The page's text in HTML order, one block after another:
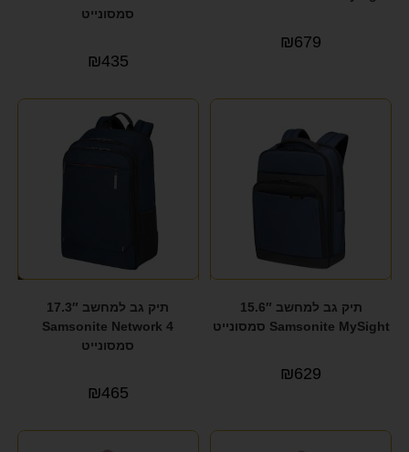
₪679
סמסונייט
₪435
תיק גב למחשב 15.6″
Samsonite MySight סמסונייט
₪629
תיק גב למחשב 17.3″
Samsonite Network 4
סמסונייט
₪465